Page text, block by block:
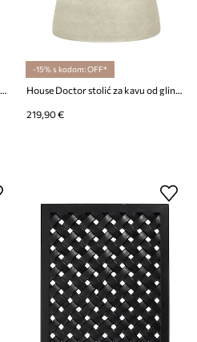
House Doctor set malih lončanica za cvijeće s tanjurićem od keramike
-15% s kodom: OFF*
House Doctor stolić za kavu od gline 43 x 36 cm
219,90 €